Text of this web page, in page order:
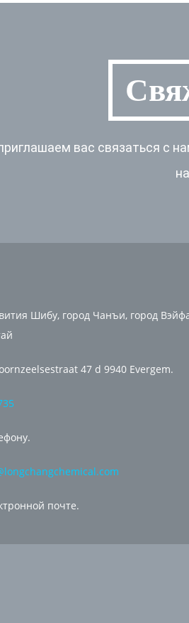
вас связаться с
Шибу, город Чанъи, город
47 d 9940 Evergem.
почте.